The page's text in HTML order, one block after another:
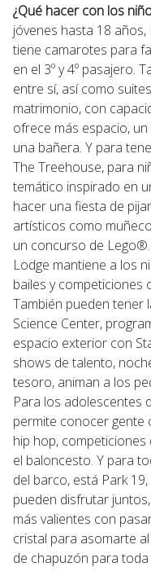
¿Qué hacer con los
jóvenes hasta 18
tiene camarotes para
en el 3º y 4º pasajero.
entre sí, así como
matrimonio, con
ofrece más espacio,
una bañera. Y para
The Treehouse, para
temático inspirado en
hacer una fiesta de
artísticos como
un concurso de
Lodge mantiene a los
bailes y competiciones
También pueden tener
Science Center,
espacio exterior con
shows de talento,
tesoro, animan a los
Para los adolescentes
permite conocer gente
hip hop,
el baloncesto. Y para
del barco, está Park
pueden disfrutar
más valientes con
cristal para asomarte
de chapuzón para toda